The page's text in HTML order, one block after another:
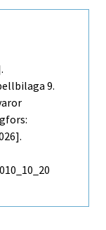
9.